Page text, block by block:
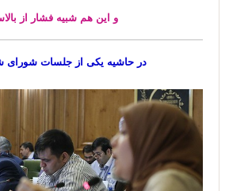
و این هم شبیه فشار از
در حاشیه یکی از جلسات شورای